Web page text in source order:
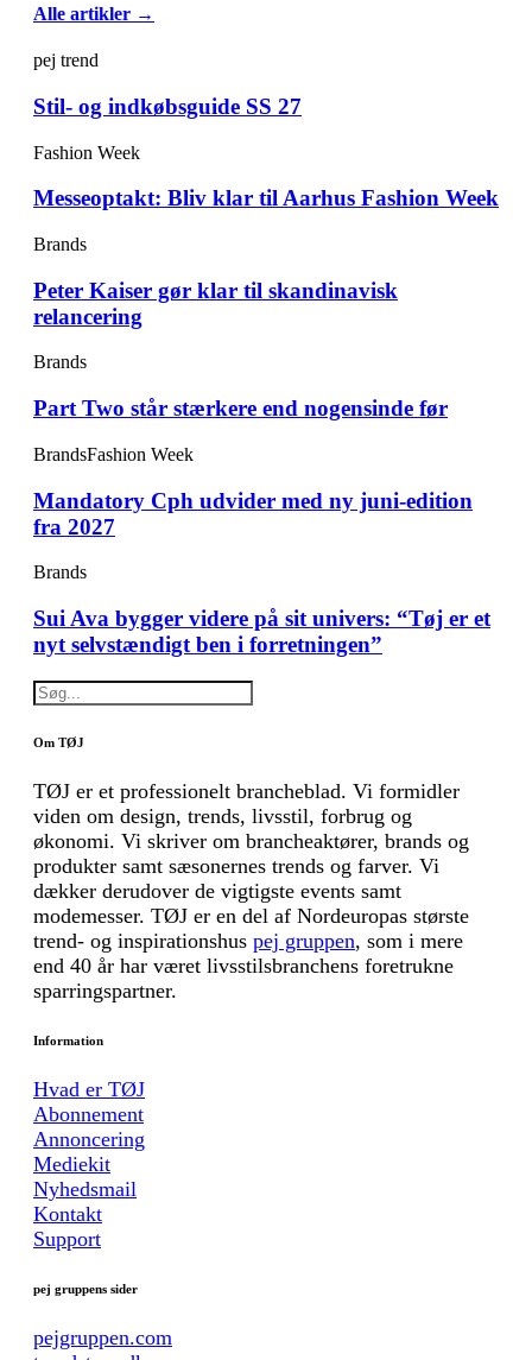
Alle artikler →
pej trend
Stil- og indkøbsguide SS 27
Fashion Week
Messeoptakt: Bliv klar til Aarhus Fashion Week
Brands
Peter Kaiser gør klar til skandinavisk
relancering
Brands
Part Two står stærkere end nogensinde før
BrandsFashion Week
Mandatory Cph udvider med ny juni-edition
fra 2027
Brands
Sui Ava bygger videre på sit univers: “Tøj er et
nyt selvstændigt ben i forretningen”
Om TØJ
TØJ er et professionelt brancheblad. Vi formidler
viden om design, trends, livsstil, forbrug og
økonomi. Vi skriver om brancheaktører, brands og
produkter samt sæsonernes trends og farver. Vi
dækker derudover de vigtigste events samt
modemesser. TØJ er en del af Nordeuropas største
trend- og inspirationshus pej gruppen, som i mere
end 40 år har været livsstilsbranchens foretrukne
sparringspartner.
Information
Hvad er TØJ
Abonnement
Annoncering
Mediekit
Nyhedsmail
Kontakt
Support
pej gruppens sider
pejgruppen.com